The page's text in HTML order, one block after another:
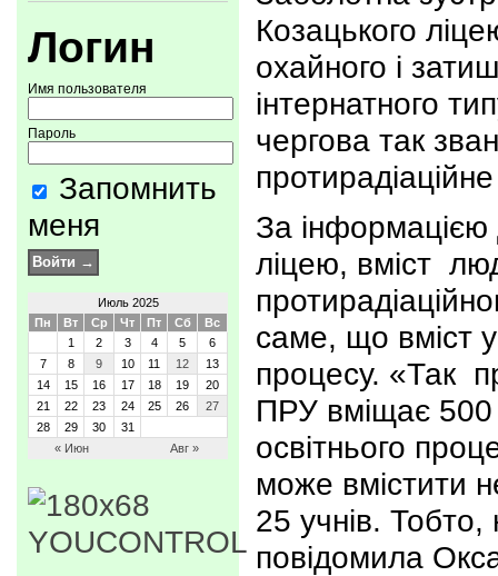
Логин
Имя пользователя
Пароль
Запомнить
меня
Июль 2025
Пн
Вт Ср Чт Пт Сб Вс
« Июн Авг »
1 2 3 4 5
6
7
8 9 10 11 12
13
14
15 16 17 18 19
20
21
22 23 24 25 26
27
28
29 30 31
Козацького
охайного і
інтернатного
чергова так
За інформацією
ліцею, вміст
саме, що вміст
процесу. «Так
ПРУ вміщає 500
освітнього
може вмістити
25 учнів.
повідомила